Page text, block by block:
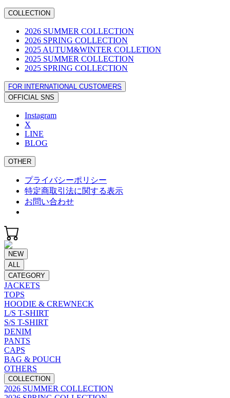
COLLECTION
2026 SUMMER COLLECTION
2026 SPRING COLLECTION
2025 AUTUM&WINTER COLLETION
2025 SUMMER COLLECTION
2025 SPRING COLLECTION
FOR INTERNATIONAL CUSTOMERS
OFFICIAL SNS
Instagram
X
LINE
BLOG
OTHER
プライバシーポリシー
特定商取引法に関する表示
お問い合わせ
NEW
ALL
CATEGORY
JACKETS
TOPS
HOODIE & CREWNECK
L/S T-SHIRT
S/S T-SHIRT
DENIM
PANTS
CAPS
BAG & POUCH
OTHERS
COLLECTION
2026 SUMMER COLLECTION